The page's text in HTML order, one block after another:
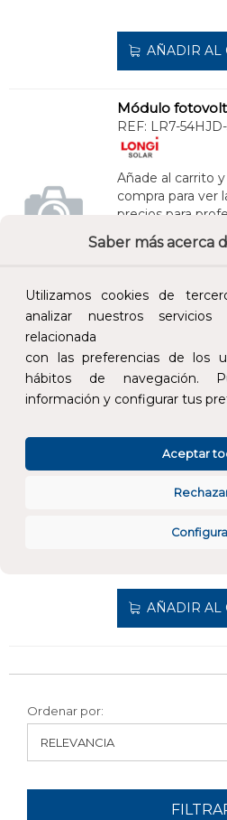
Saber más acerca
Utilizamos cookies de
analizar nuestros
relacionada
con las preferencias de los
hábitos de navegación.
información y configurar tus
Aceptar
AÑADIR AL
REF: LR7-
Añade al carrito
compra para ver
precios para
200,00 €
REF:LR7-
Añade al carrito
compra para ver
precios para
210,00 €
AÑADIR AL
Ordenar por: